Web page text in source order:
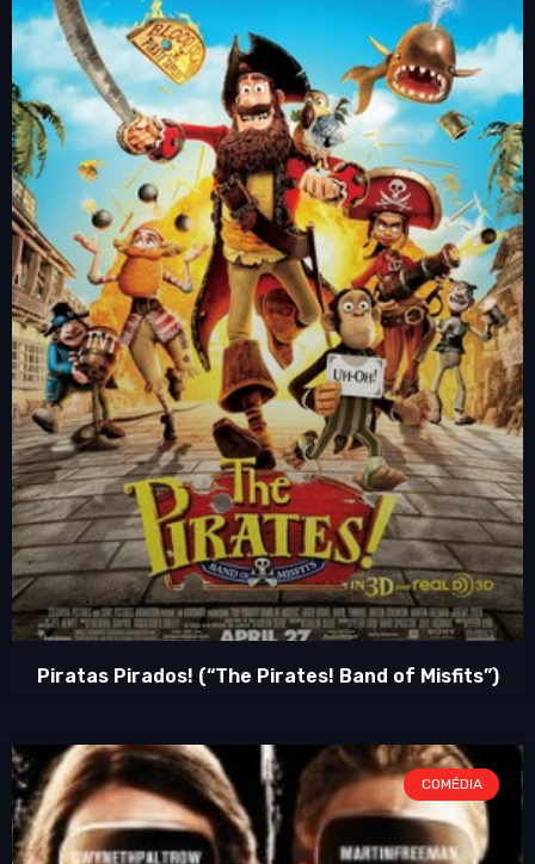
Piratas Pirados! (“The Pirates! Band of Misfits”)
COMÉDIA